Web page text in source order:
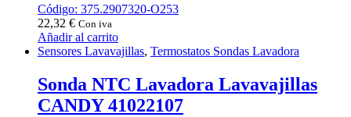
Código: 375.2907320-O253
22,32 € Con iva
Añadir al carrito
Sensores Lavavajillas, Termostatos Sondas Lavadora
Sonda NTC Lavadora Lavavajillas
CANDY 41022107